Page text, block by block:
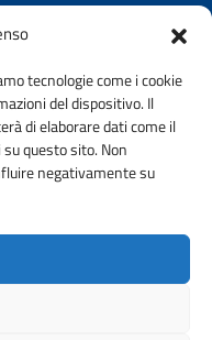
tecnologie come i cookie
del dispositivo. Il
di elaborare dati come il
questo sito. Non
negativamente su
COLLABORAZIONE DI